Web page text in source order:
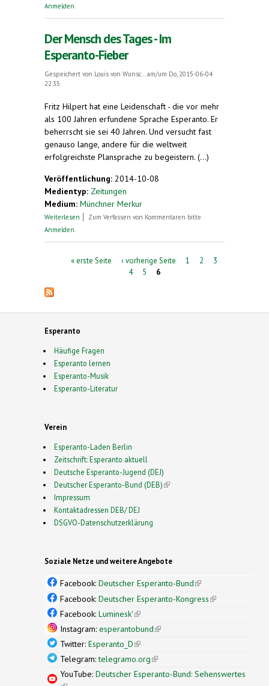
Anmelden.
Der Mensch des Tages - Im
Esperanto-Fieber
Gespeichert von Louis von Wunsc...am/um Do, 2015-06-04
22:35
Fritz Hilpert hat eine Leidenschaft - die vor mehr
als 100 Jahren erfundene Sprache Esperanto. Er
beherrscht sie sei 40 Jahren. Und versucht fast
genauso lange, andere für die weltweit
erfolgreichste Plansprache zu begeistern. (...)
Veröffentlichung: 2014-10-08
Medientyp: Zeitungen
Medium: Münchner Merkur
Weiterlesen über Der Mensch des Tages - Im Esperanto-
Zum Verfassen von Kommentaren bitte
Anmelden.
Seiten« erste Seite ‹ vorherige Seite 1 2
3
4
5 6
Esperanto
Häufige Fragen
Esperanto lernen
Esperanto-Musik
Esperanto-Literatur
Verein
Esperanto-Laden Berlin
Zeitschrift: Esperanto aktuell
Deutsche Esperanto-Jugend (DEJ)
Deutscher Esperanto-Bund (DEB)(link is external)
Impressum
Kontaktadressen DEB/ DEJ
DSGVO-Datenschutzerklärung
Soziale Netze und weitere Angebote
Facebook: Deutscher Esperanto-Bund(link is
external)
Facebook: Deutscher Esperanto-Kongress(link is
Facebook: Luminesk'(link is external)
Instagram: esperantobund(link is external)
Twitter: Esperanto_D(link is external)
Telegram:telegramo.org(link is external)
YouTube: Deutscher Esperanto-Bund: Sehenswertes